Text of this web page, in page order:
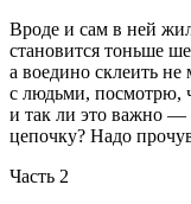
Вроде и сам в ней
становится тоньше
а воедино склеить
с людьми, посмотрю,
и так ли это важно —
цепочку? Надо
Часть 2